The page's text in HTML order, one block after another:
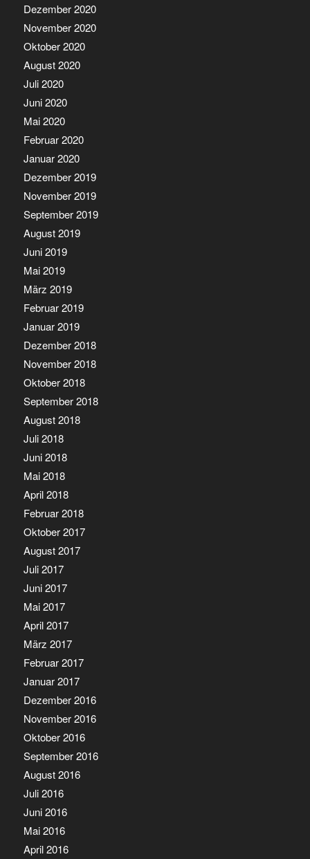
Dezember 2020
November 2020
Oktober 2020
August 2020
Juli 2020
Juni 2020
Mai 2020
Februar 2020
Januar 2020
Dezember 2019
November 2019
September 2019
August 2019
Juni 2019
Mai 2019
März 2019
Februar 2019
Januar 2019
Dezember 2018
November 2018
Oktober 2018
September 2018
August 2018
Juli 2018
Juni 2018
Mai 2018
April 2018
Februar 2018
Oktober 2017
August 2017
Juli 2017
Juni 2017
Mai 2017
April 2017
März 2017
Februar 2017
Januar 2017
Dezember 2016
November 2016
Oktober 2016
September 2016
August 2016
Juli 2016
Juni 2016
Mai 2016
April 2016